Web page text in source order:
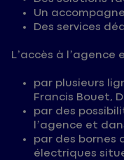
Un
Des services
L’accès à l’agence
par plusieurs
Francis Bouet,
par des
l’agence et
par des bornes
électriques